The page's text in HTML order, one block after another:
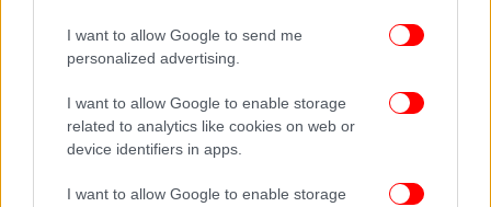
I want to allow Google to send me
personalized advertising.
I want to allow Google to enable storage
related to analytics like cookies on web or
device identifiers in apps.
I want to allow Google to enable storage
ΚΟΣΜΟΣ 17/11/2024 23:30
Γερμανία: Ο Ρόμπερτ Χάμπεκ έλαβε το χρίσμα του
υποψήφιου καγκελάριου ενόψει των εκλογών
της 23ης Φεβρουαρίου